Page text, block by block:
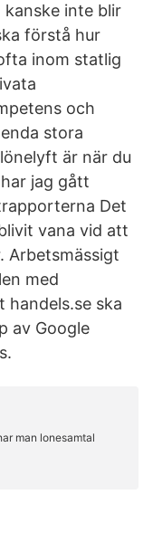
inte blir
förstå hur
inom statlig
och
stora
är när du
jag gått
Det
vana vid att
Arbetsmässigt
med
handels.se ska
av Google